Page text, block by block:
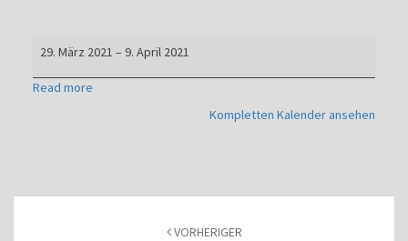
Osterferien
29. März 2021 – 9. April 2021
Read more
Kompletten Kalender ansehen
VORHERIGER